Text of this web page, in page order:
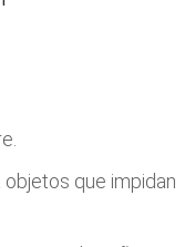
objetos que impidan